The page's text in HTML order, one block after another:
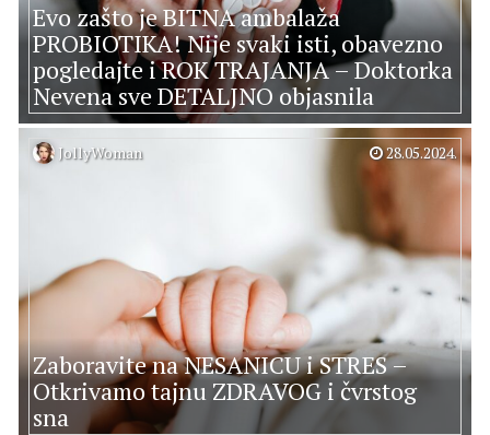
Evo zašto je BITNA ambalaža
PROBIOTIKA! Nije svaki isti, obavezno
pogledajte i ROK TRAJANJA – Doktorka
Nevena sve DETALJNO objasnila
Zaboravite na NESANICU i STRES –
Otkrivamo tajnu ZDRAVOG i čvrstog
sna
JollyWoman 28.05.2024.